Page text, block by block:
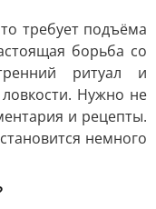
требует подъёма
борьба со
ритуал и
Нужно не
и рецепты.
немного